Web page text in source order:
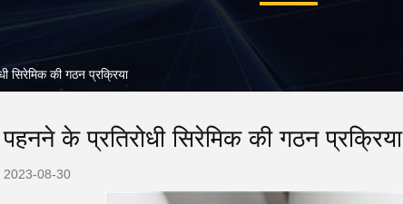
सिरेमिक की गठन प्रक्रिया
पहनने के प्रतिरोधी सिरेमिक की गठन प्रक्रिया
2023-08-30